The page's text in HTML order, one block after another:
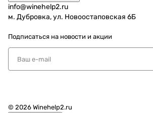
info@winehelp2.ru
м. Дубровка, ул. Новоостаповская 6Б
Подписаться на новости и акции
© 2026 Winehelp2.ru